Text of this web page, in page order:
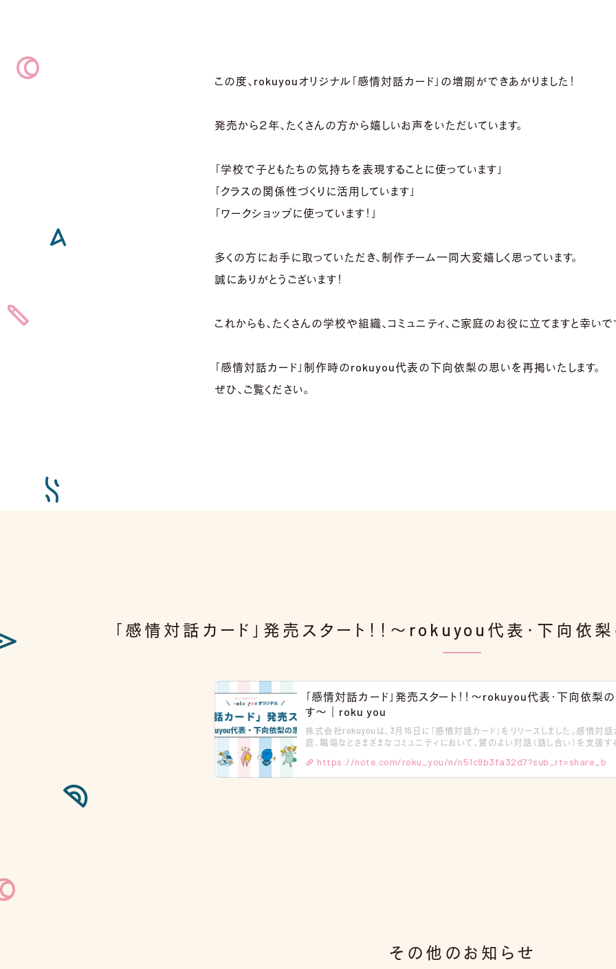
この度、rokuyouオリジナル「感情対話カード」の増刷ができあがりました！
発売から２年、たくさんの方から嬉しいお声をいただいています。
「学校で子どもたちの気持ちを表現することに使っています」
「クラスの関係性づくりに活用しています」
「ワークショップに使っています！」
多くの方にお手に取っていただき、制作チーム一同大変嬉しく思っています。
誠にありがとうございます！
これからも、たくさんの学校や組織、コミュニティ、ご家庭のお役に立てますと幸いで
「感情対話カード」制作時のrokuyou代表の下向依梨の思いを再掲いたします。
ぜひ、ご覧ください。
「感情対話カード」発売スタート！！〜rokuyou代表・下向依
「感情対話カード」発売スタート！！〜rokuyou代表・下向依梨
す〜｜roku you
株式会社rokuyouは、3月15日に「感情対話カード」をリリースしました。感情対
庭、職場などさまざまなコミュニティにおいて、質のよい対話（話し合い）を支援
rokuyou代表・下向依梨の「感情対話カード」に込めた思いをお届けします。後半
心を持っていただいている記念イベントの情報もご紹介します！ ■代表・下向依梨の「感情対話カー
https://note.com/roku_you/n/n51c9b3fa32d7?sub_rt=share_b
その他のお知らせ